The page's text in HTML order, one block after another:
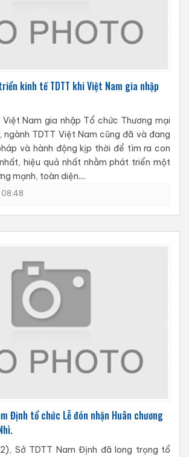
kinh tế TDTT khi Việt Nam gia nhập
Nam gia nhập Tổ chức Thương mại
ngành TDTT Việt Nam cũng đã và đang
và hành động kịp thời để tìm ra con
hiệu quả nhất nhằm phát triển một
mạnh, toàn diện....
Định tổ chức Lễ đón nhận Huân chương
Sở TDTT Nam Định đã long trọng tổ